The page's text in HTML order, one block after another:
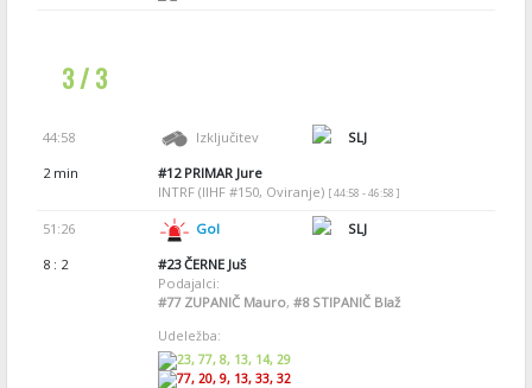
3 / 3
44:58 Izključitev
SLJ
2 min
#12PRIMAR Jure
INTRF (IIHF #150, Oviranje) [ 44:58 - 46:58 ]
51:26 Gol
SLJ
8 : 2
#23ČERNE Juš
Podajalci:
#77ZUPANIČ Mauro, #8STIPANIČ Blaž
Udeležba:
23, 77, 8, 13, 14, 29
77, 20, 9, 13, 33, 32